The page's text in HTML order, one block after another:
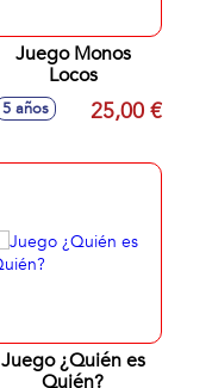
Juego Monos
Locos
5 años 25,00 €
Juego ¿Quién es
Quién?